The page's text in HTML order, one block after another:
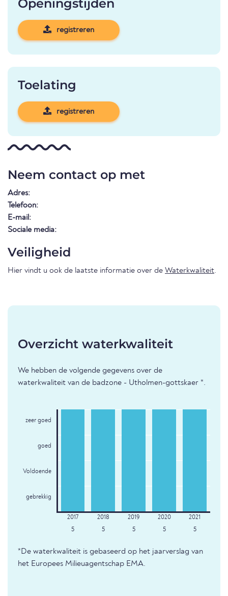
Openingstijden
registreren
Toelating
registreren
Neem contact op met
Adres:
Telefoon:
E-mail:
Sociale media:
Veiligheid
Hier vindt u ook de laatste informatie over de Waterkwaliteit.
Overzicht waterkwaliteit
We hebben de volgende gegevens over de
waterkwaliteit van de badzone - Utholmen-gottskaer *.
zeer goed
goed
Voldoende
gebrekkig
5 5 5 5 5
*De waterkwaliteit is gebaseerd op het jaarverslag van
het Europees Milieuagentschap EMA.